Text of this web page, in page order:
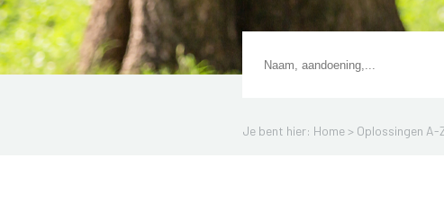
Je bent hier: Home > Oplossingen A-